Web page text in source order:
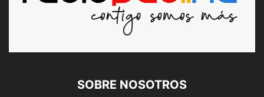
SOBRE NOSOTROS